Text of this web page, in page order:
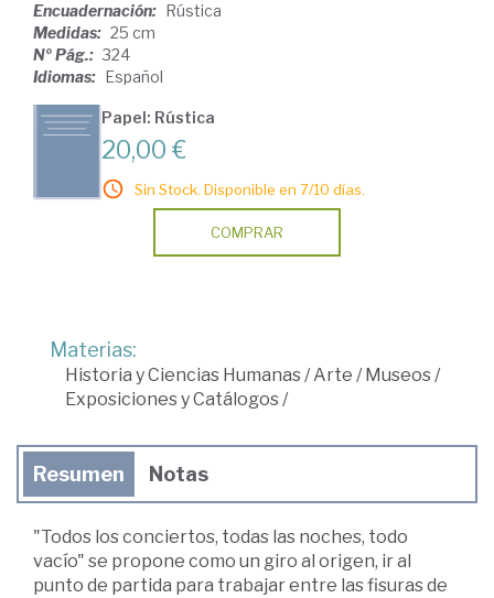
Encuadernación: Rústica
Medidas: 25 cm
Nº Pág.: 324
Idiomas: Español
Papel: Rústica
20,00 €
Sin Stock. Disponible en 7/10 días.
COMPRAR
Materias:
Historia y Ciencias Humanas/Arte / Museos/
Exposiciones y Catálogos/
Resumen Notas
"Todos los conciertos, todas las noches, todo
vacío" se propone como un giro al origen, ir al
punto de partida para trabajar entre las fisuras de